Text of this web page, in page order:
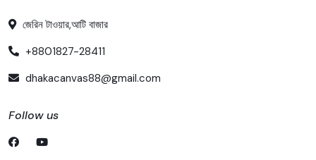
জেরিন টাওয়ার,আটি বাজার
+8801827-28411
dhakacanvas88@gmail.com
Follow us